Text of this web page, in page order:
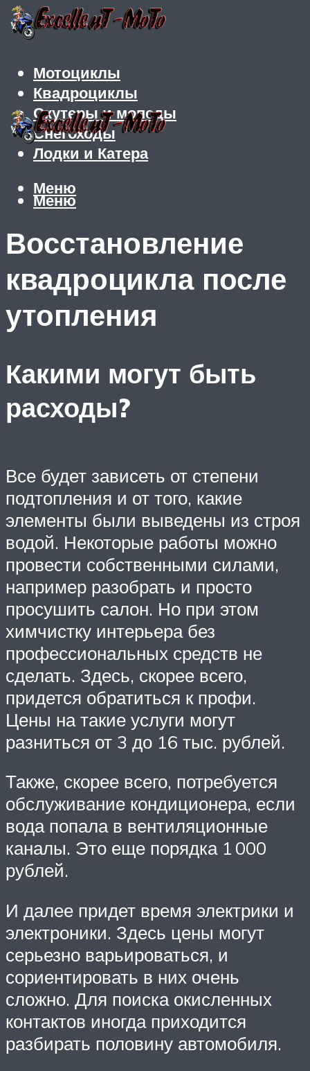
Мотоциклы
Квадроциклы
Скутеры и мопеды
Снегоходы
Лодки и Катера
Меню
Меню
Восстановление
квадроцикла после
утопления
Какими могут быть
расходы?
Все будет зависеть от степени
подтопления и от того, какие
элементы были выведены из строя
водой. Некоторые работы можно
провести собственными силами,
например разобрать и просто
просушить салон. Но при этом
химчистку интерьера без
профессиональных средств не
сделать. Здесь, скорее всего,
придется обратиться к профи.
Цены на такие услуги могут
разниться от 3 до 16 тыс. рублей.
Также, скорее всего, потребуется
обслуживание кондиционера, если
вода попала в вентиляционные
каналы. Это еще порядка 1 000
рублей.
И далее придет время электрики и
электроники. Здесь цены могут
серьезно варьироваться, и
сориентировать в них очень
сложно. Для поиска окисленных
контактов иногда приходится
разбирать половину автомобиля.